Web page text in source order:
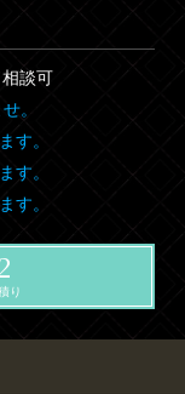
談可
。
す。
す。
す。
り